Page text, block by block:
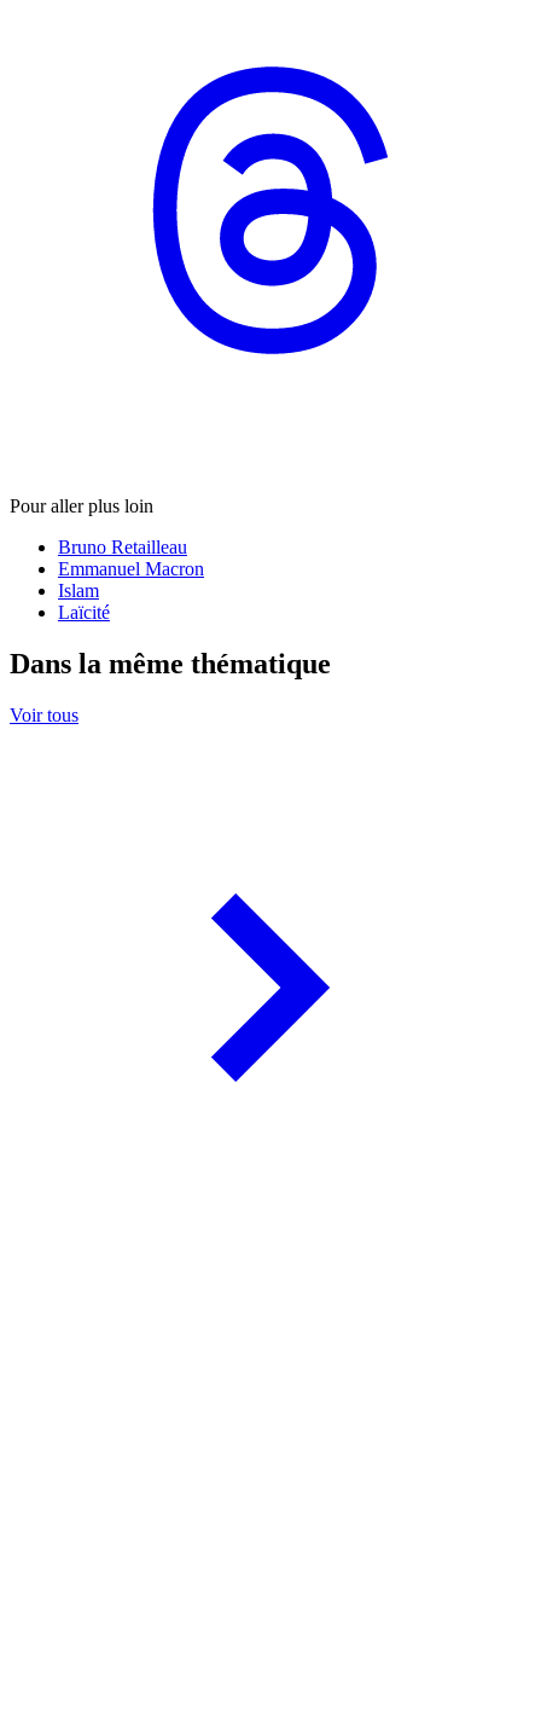
Pour aller plus loin
Bruno Retailleau
Emmanuel Macron
Islam
Laïcité
Dans la même thématique
Voir tous